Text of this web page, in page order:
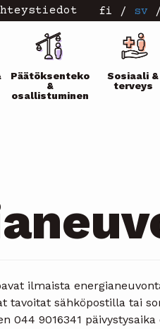
fi / sv
Päätöksenteko
&
osallistuminen
Sosiaali &
terveys
ilmaista
tavoitat sähköpostilla tai
044 9016341